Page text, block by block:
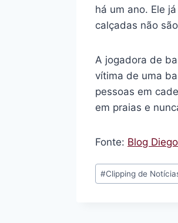
há um ano. Ele
calçadas não
A jogadora de
vítima de uma
pessoas em
em praias e
Fonte: Blog
Tags
do
#Clipping de